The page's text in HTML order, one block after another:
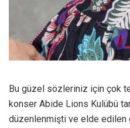
Bu güzel sözleriniz için çok
konser Abide Lions Kulübü
düzenlenmişti ve elde edilen